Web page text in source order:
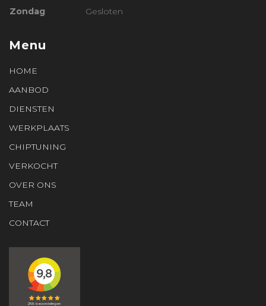
Zondag
Gesloten
Menu
HOME
AANBOD
DIENSTEN
WERKPLAATS
CHIPTUNING
VERKOCHT
OVER ONS
TEAM
CONTACT